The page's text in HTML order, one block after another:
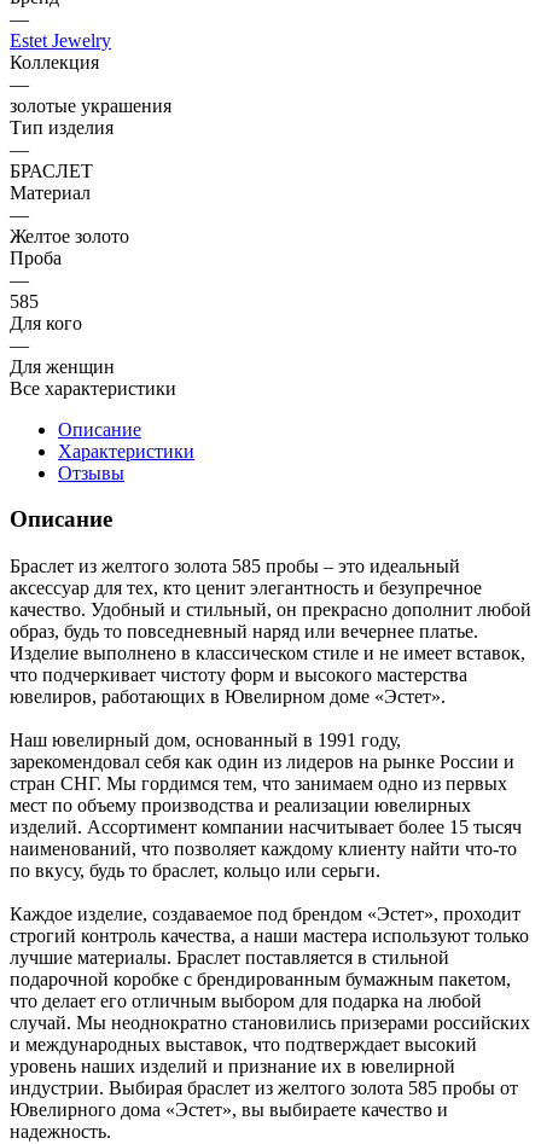
—
Estet Jewelry
Коллекция
—
золотые украшения
Тип изделия
—
БРАСЛЕТ
Материал
—
Желтое золото
Проба
—
585
Для кого
—
Для женщин
Все характеристики
Описание
Характеристики
Отзывы
Описание
Браслет из желтого золота 585 пробы – это идеальный
аксессуар для тех, кто ценит элегантность и безупречное
качество. Удобный и стильный, он прекрасно дополнит любой
образ, будь то повседневный наряд или вечернее платье.
Изделие выполнено в классическом стиле и не имеет вставок,
что подчеркивает чистоту форм и высокого мастерства
ювелиров, работающих в Ювелирном доме «Эстет».
Наш ювелирный дом, основанный в 1991 году,
зарекомендовал себя как один из лидеров на рынке России и
стран СНГ. Мы гордимся тем, что занимаем одно из первых
мест по объему производства и реализации ювелирных
изделий. Ассортимент компании насчитывает более 15 тысяч
наименований, что позволяет каждому клиенту найти что-то
по вкусу, будь то браслет, кольцо или серьги.
Каждое изделие, создаваемое под брендом «Эстет», проходит
строгий контроль качества, а наши мастера используют только
лучшие материалы. Браслет поставляется в стильной
подарочной коробке с брендированным бумажным пакетом,
что делает его отличным выбором для подарка на любой
случай. Мы неоднократно становились призерами российских
и международных выставок, что подтверждает высокий
уровень наших изделий и признание их в ювелирной
индустрии. Выбирая браслет из желтого золота 585 пробы от
Ювелирного дома «Эстет», вы выбираете качество и
надежность.